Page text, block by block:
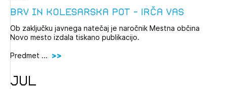
Brv in kolesarska pot – Irča vas
Ob zaključku javnega natečaj je naročnik Mestna občina
Novo mesto izdala tiskano publikacijo.
Predmet ...
JUL